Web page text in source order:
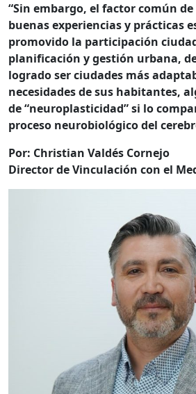
“Sin embargo, el factor común
buenas experiencias y prácticas
promovido la participación
planificación y gestión urbana,
logrado ser ciudades más
necesidades de sus habitantes,
de “neuroplasticidad” si lo
proceso neurobiológico del
Por: Christian Valdés Cornejo
Director de Vinculación con el